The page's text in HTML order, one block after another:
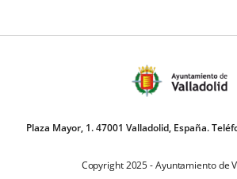
Plaza Mayor, 1. 47001 Valladolid, España.
Copyright 2025 - Ayuntamiento de